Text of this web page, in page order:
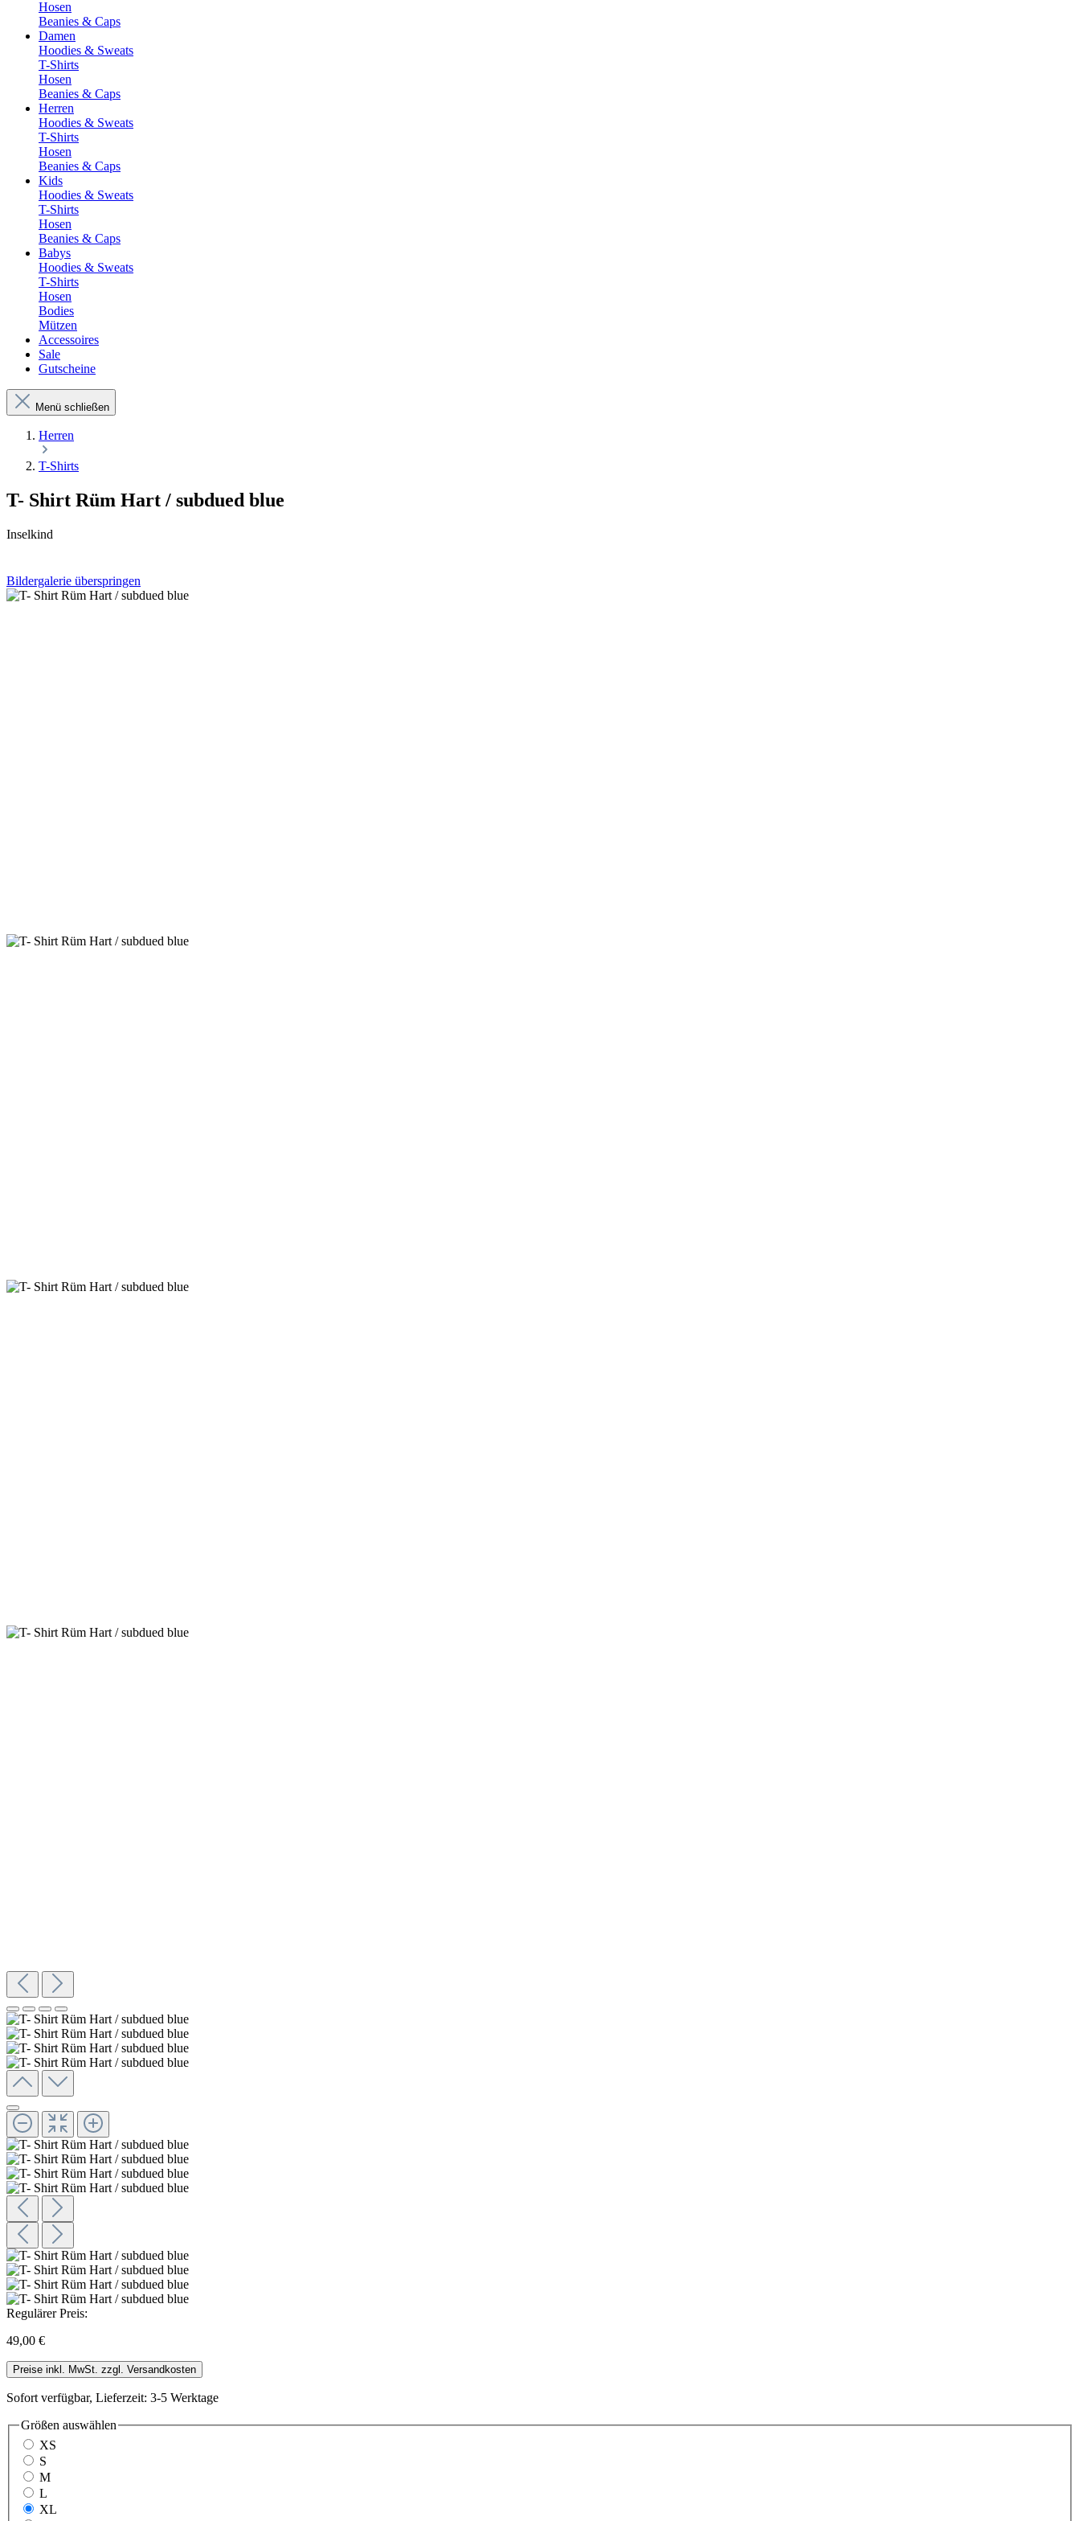
Hosen
Beanies & Caps
Damen
Hoodies & Sweats
T-Shirts
Hosen
Beanies & Caps
Herren
Hoodies & Sweats
T-Shirts
Hosen
Beanies & Caps
Kids
Hoodies & Sweats
T-Shirts
Hosen
Beanies & Caps
Babys
Hoodies & Sweats
T-Shirts
Hosen
Bodies
Mützen
Accessoires
Sale
Gutscheine
Menü schließen
Herren
T-Shirts
T- Shirt Rüm Hart / subdued blue
Inselkind
Bildergalerie überspringen
Regulärer Preis:
49,00 €
Preise inkl. MwSt. zzgl. Versandkosten
Sofort verfügbar, Lieferzeit: 3-5 Werktage
Größen auswählen
XS
S
M
L
XL